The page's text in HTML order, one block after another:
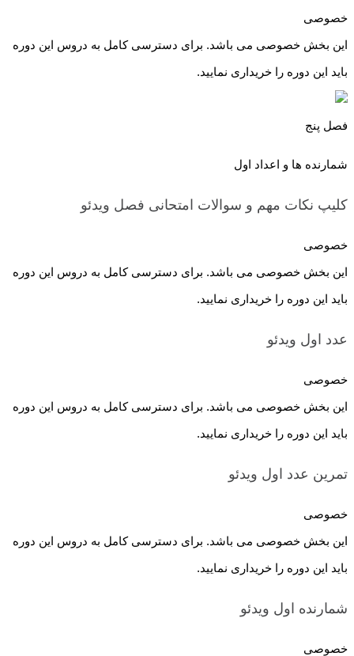
خصوصی
این بخش خصوصی می باشد. برای دسترسی کامل به دروس این دوره
باید این دوره را خریداری نمایید.
فصل پنج
شمارنده ها و اعداد اول
کلیپ نکات مهم و سوالات امتحانی فصل ویدئو
خصوصی
این بخش خصوصی می باشد. برای دسترسی کامل به دروس این دوره
باید این دوره را خریداری نمایید.
عدد اول ویدئو
خصوصی
این بخش خصوصی می باشد. برای دسترسی کامل به دروس این دوره
باید این دوره را خریداری نمایید.
تمرین عدد اول ویدئو
خصوصی
این بخش خصوصی می باشد. برای دسترسی کامل به دروس این دوره
باید این دوره را خریداری نمایید.
شمارنده اول ویدئو
خصوصی